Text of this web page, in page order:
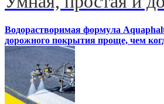
Водорастворимая формула
дорожного покрытия проще, чем